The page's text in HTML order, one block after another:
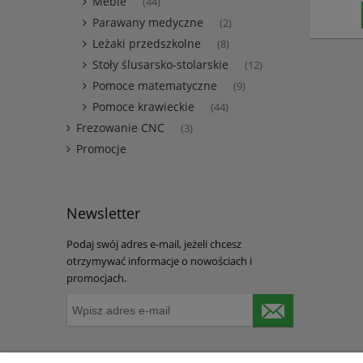
Parawany medyczne (2)
Leżaki przedszkolne (8)
Stoły ślusarsko-stolarskie (12)
Pomoce matematyczne (9)
Pomoce krawieckie (44)
Frezowanie CNC (3)
Promocje
Newsletter
Podaj swój adres e-mail, jeżeli chcesz
otrzymywać informacje o nowościach i
promocjach.